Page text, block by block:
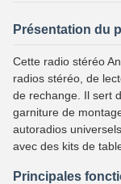
Présentation du
Cette radio stéréo
radios stéréo, de
de rechange. Il sert
garniture de
autoradios
avec des kits de
Principales